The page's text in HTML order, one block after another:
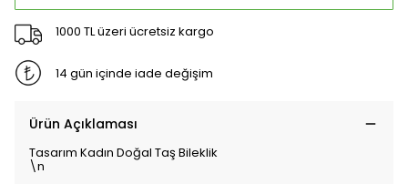
1000 TL üzeri ücretsiz kargo
14 gün içinde iade değişim
Ürün Açıklaması
Tasarım Kadın Doğal Taş Bileklik
\n